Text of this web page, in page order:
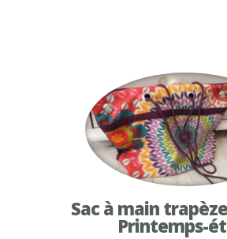
Sac à main
Printemps-